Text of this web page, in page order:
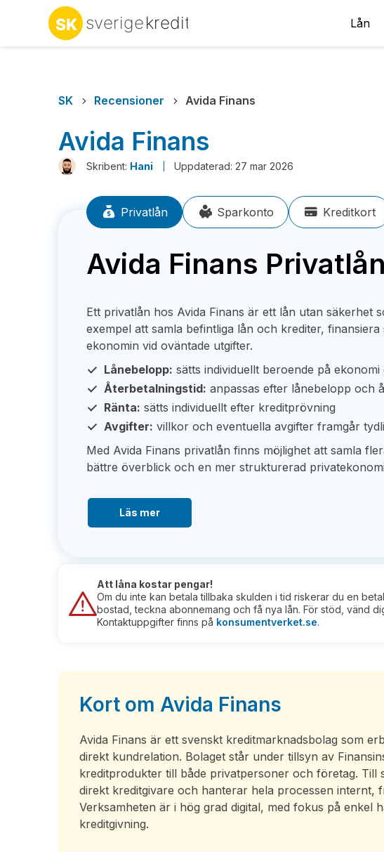
Lån
SK Recensioner Avida Finans
Avida Finans
Skribent: Hani Uppdaterad: 27 mar 2026
Privatlån Sparkonto Kreditkort
Avida Finans Privatlån
Ett privatlån hos Avida Finans är ett lån utan säkerhet
exempel att samla befintliga lån och krediter,
ekonomin vid oväntade utgifter.
Lånebelopp: sätts individuellt beroende på
Återbetalningstid: anpassas efter lånebelopp och
Ränta: sätts individuellt efter kreditprövning
Avgifter: villkor och eventuella avgifter framgår
Med Avida Finans privatlån finns möjlighet att samla
bättre överblick och en mer strukturerad
Läs mer
Att låna kostar pengar!
Om du inte kan betala tillbaka skulden i tid riskerar du en
bostad, teckna abonnemang och få nya lån. För stöd, vänd
Kontaktuppgifter finns på konsumentverket.se.
Kort om Avida Finans
Avida Finans är ett svenskt kreditmarknadsbolag som
direkt kundrelation. Bolaget står under tillsyn av
kreditprodukter till både privatpersoner och företag. Till
direkt kreditgivare och hanterar hela processen internt,
Verksamheten är i hög grad digital, med fokus på enkel
kreditgivning.